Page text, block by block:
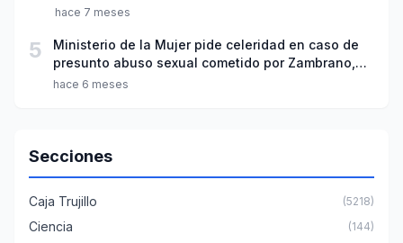
hace 7 meses
5
Ministerio de la Mujer pide celeridad en caso de
presunto abuso sexual cometido por Zambrano,
Peña y Trauco
hace 6 meses
Secciones
Caja Trujillo (5218)
Ciencia (144)